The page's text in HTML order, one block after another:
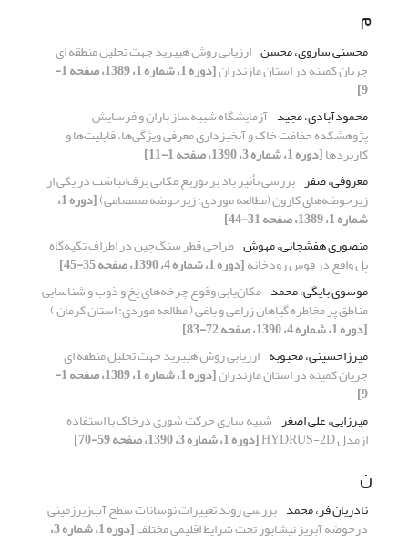
م
محسنی ساروی، محسن ارزیابی روش هیبرید جهت تحلیل منطقه ای
جریان کمینه در استان مازندران [دوره 1، شماره 1، 1389، صفحه 1-
9]
محمودآبادی، مجید آزمایشگاه شبیه‌ساز باران و فرسایش
پژوهشکده حفاظت خاک و آبخیزداری معرفی ویژگی‌‌ها، قابلیت‌‌ها و
کاربردها[دوره 1، شماره 3، 1390، صفحه 1-11]
معروفی، صفر بررسی تأثیر باد بر توزیع مکانی برف‌انباشت در یکی از
زیرحوضه‌های کارون (مطالعه موردی: زیرحوضه صمصامی) [دوره 1،
شماره 1، 1389، صفحه 31-44]
منصوری هفشجانی، مهوش طراحی قطر سنگ‌چین در اطراف تکیه‌گاه
پل واقع در قوس رودخانه[دوره 1، شماره 4، 1390، صفحه 35-45]
موسوی بایگی، محمد مکان‌یابی وقوع چرخه‌های یخ و ذوب و شناسایی
مناطق پر مخاطره گیاهان زراعی و باغی ( مطالعه موردی: استان کرمان )
[دوره 1، شماره 4، 1390، صفحه 72-83]
میرزاحسینی، محبوبه ارزیابی روش هیبرید جهت تحلیل منطقه ای
جریان کمینه در استان مازندران [دوره 1، شماره 1، 1389، صفحه 1-
9]
میرزایی، علی اصغر شبیه سازی حرکت شوری درخاک با استفاده
ازمدل HYDRUS-2D [دوره 1، شماره 3، 1390، صفحه 59-70]
ن
نادریان فر، محمد بررسی روند تغییرات نوسانات سطح آب‌زیرزمینی‌
درحوضه آبریز نیشابور تحت شرایط اقلیمی مختلف [دوره 1، شماره 3،